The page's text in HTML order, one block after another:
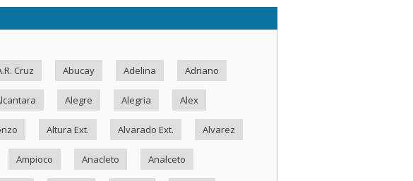
Cruz Abucay Adelina Adriano
Alegre Alegria Alex
Altura Ext. Alvarado Ext. Alvarez
Ampioco Anacleto Analceto